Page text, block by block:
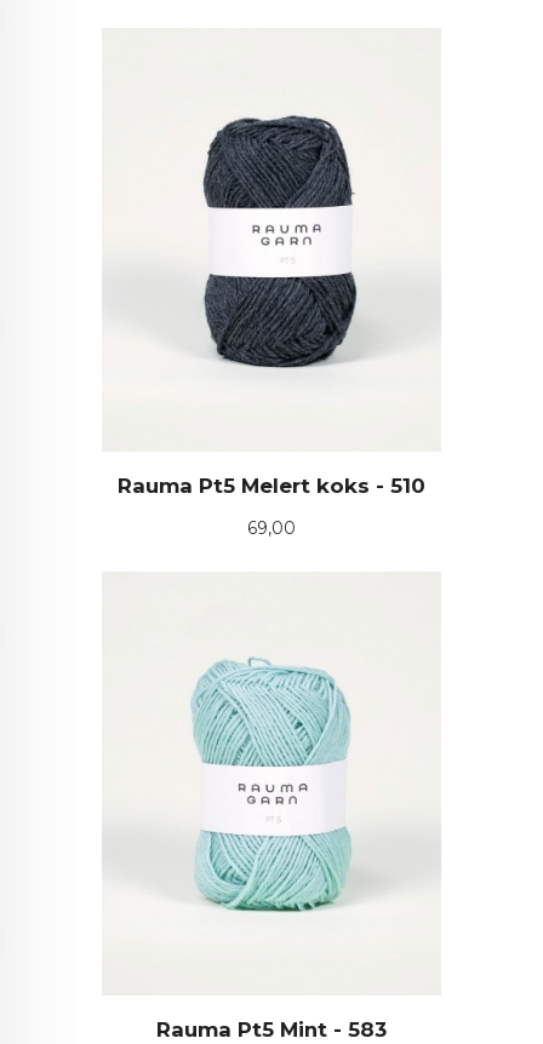
Rauma Pt5 Melert koks - 510
Pris
69,00
Rauma Pt5 Mint - 583